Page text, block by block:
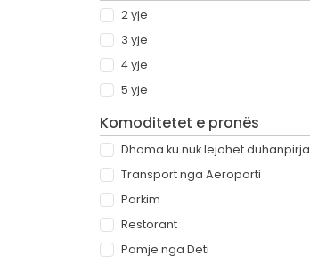
2 yje
3 yje
4 yje
5 yje
Komoditetet e pronës
Dhoma ku nuk lejohet duhanpirja
Transport nga Aeroporti
Parkim
Restorant
Pamje nga Deti